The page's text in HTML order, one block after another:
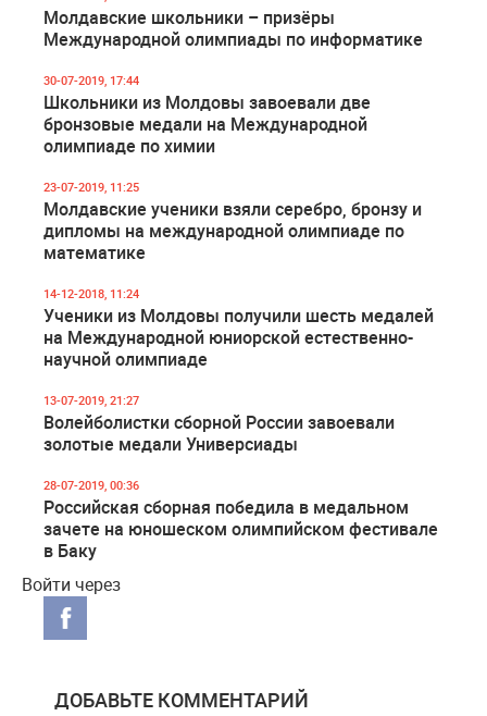
Молдавские школьники – призёры
Международной олимпиады по информатике
30-07-2019, 17:44
Школьники из Молдовы завоевали две
бронзовые медали на Международной
олимпиаде по химии
23-07-2019, 11:25
Молдавские ученики взяли серебро, бронзу и
дипломы на международной олимпиаде по
математике
14-12-2018, 11:24
Ученики из Молдовы получили шесть медалей
на Международной юниорской естественно-
научной олимпиаде
13-07-2019, 21:27
Волейболистки сборной России завоевали
золотые медали Универсиады
28-07-2019, 00:36
Российская сборная победила в медальном
зачете на юношеском олимпийском фестивале
в Баку
Войти через
ДОБАВЬТЕ КОММЕНТАРИЙ